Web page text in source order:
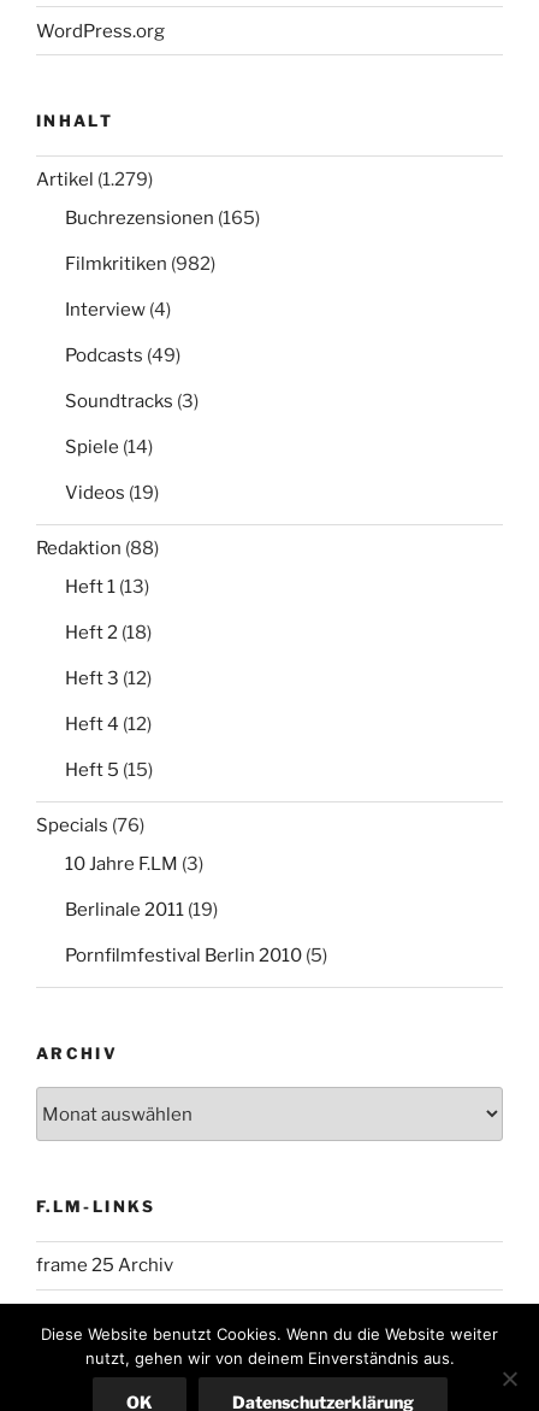
WordPress.org
INHALT
Artikel (1.279)
Buchrezensionen (165)
Filmkritiken (982)
Interview (4)
Podcasts (49)
Soundtracks (3)
Spiele (14)
Videos (19)
Redaktion (88)
Heft 1 (13)
Heft 2 (18)
Heft 3 (12)
Heft 4 (12)
Heft 5 (15)
Specials (76)
10 Jahre F.LM (3)
Berlinale 2011 (19)
Pornfilmfestival Berlin 2010 (5)
ARCHIV
F.LM-LINKS
frame 25 Archiv
Stolz präsentiert von WordPress
Diese Website benutzt Cookies. Wenn du die Website weiter
nutzt, gehen wir von deinem Einverständnis aus.
OK Datenschutzerklärung